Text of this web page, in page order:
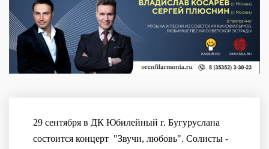
29 сентября в ДК Юбилейный г. Бугуруслана
состоится концерт "Звучи, любовь". Солисты -